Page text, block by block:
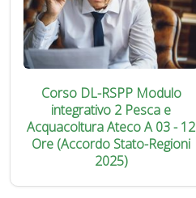
Corso DL-RSPP Modulo
integrativo 2 Pesca e
Acquacoltura Ateco A 03 - 12
Ore (Accordo Stato-Regioni
2025)